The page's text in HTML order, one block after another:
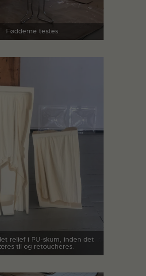
Fødderne testes.
relief i PU-skum, inden det
til og retoucheres.